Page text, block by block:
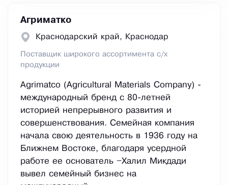
Агриматко
Краснодарский край, Краснодар
Поставщик широкого ассортимента с/х
продукции
Agrimatco (Agricultural Materials Company) -
международный бренд с 80-летней
историей непрерывного развития и
совершенствования. Семейная компания
начала свою деятельность в 1936 году на
Ближнем Востоке, благодаря усердной
работе ее основатель –Халил Микдади
вывел семейный бизнес на